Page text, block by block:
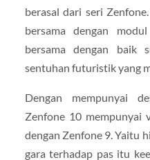
berasal dari seri
bersama dengan
bersama dengan baik
sentuhan futuristik yang
Dengan mempunyai
Zenfone 10 mempunyai
dengan Zenfone 9. Yaitu
gara terhadap pas itu